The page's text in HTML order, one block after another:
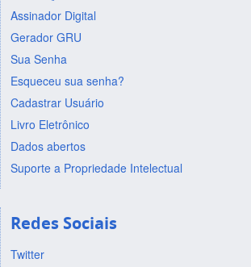
Assinador Digital
Gerador GRU
Sua Senha
Esqueceu sua senha?
Cadastrar Usuário
Livro Eletrônico
Dados abertos
Suporte a Propriedade Intelectual
Redes Sociais
Twitter